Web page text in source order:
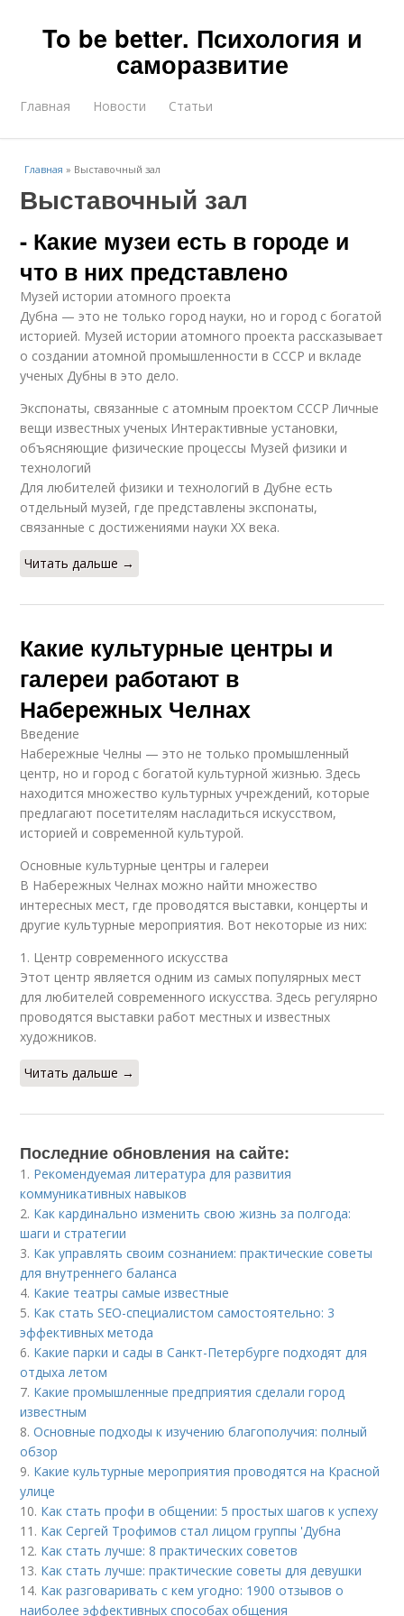
To be better. Психология и
саморазвитие
Главная Новости Статьи
Главная » Выставочный зал
Выставочный зал
- Какие музеи есть в городе и
что в них представлено
Музей истории атомного проекта
Дубна — это не только город науки, но и город с богатой
историей. Музей истории атомного проекта рассказывает
о создании атомной промышленности в СССР и вкладе
ученых Дубны в это дело.
Экспонаты, связанные с атомным проектом СССР Личные
вещи известных ученых Интерактивные установки,
объясняющие физические процессы Музей физики и
технологий
Для любителей физики и технологий в Дубне есть
отдельный музей, где представлены экспонаты,
связанные с достижениями науки XX века.
Читать дальше →
Какие культурные центры и
галереи работают в
Набережных Челнах
Введение
Набережные Челны — это не только промышленный
центр, но и город с богатой культурной жизнью. Здесь
находится множество культурных учреждений, которые
предлагают посетителям насладиться искусством,
историей и современной культурой.
Основные культурные центры и галереи
В Набережных Челнах можно найти множество
интересных мест, где проводятся выставки, концерты и
другие культурные мероприятия. Вот некоторые из них:
1. Центр современного искусства
Этот центр является одним из самых популярных мест
для любителей современного искусства. Здесь регулярно
проводятся выставки работ местных и известных
художников.
Читать дальше →
Последние обновления на сайте:
1. Рекомендуемая литература для развития
коммуникативных навыков
2. Как кардинально изменить свою жизнь за полгода:
шаги и стратегии
3. Как управлять своим сознанием: практические советы
для внутреннего баланса
4. Какие театры самые известные
5. Как стать SEO-специалистом самостоятельно: 3
эффективных метода
6. Какие парки и сады в Санкт-Петербурге подходят для
отдыха летом
7. Какие промышленные предприятия сделали город
известным
8.Основные подходы к изучению благополучия: полный
обзор
9. Какие культурные мероприятия проводятся на Красной
улице
10. Как стать профи в общении: 5 простых шагов к успеху
11. Как Сергей Трофимов стал лицом группы 'Дубна
12. Как стать лучше: 8 практических советов
13. Как стать лучше: практические советы для девушки
14. Как разговаривать с кем угодно: 1900 отзывов о
наиболее эффективных способах общения